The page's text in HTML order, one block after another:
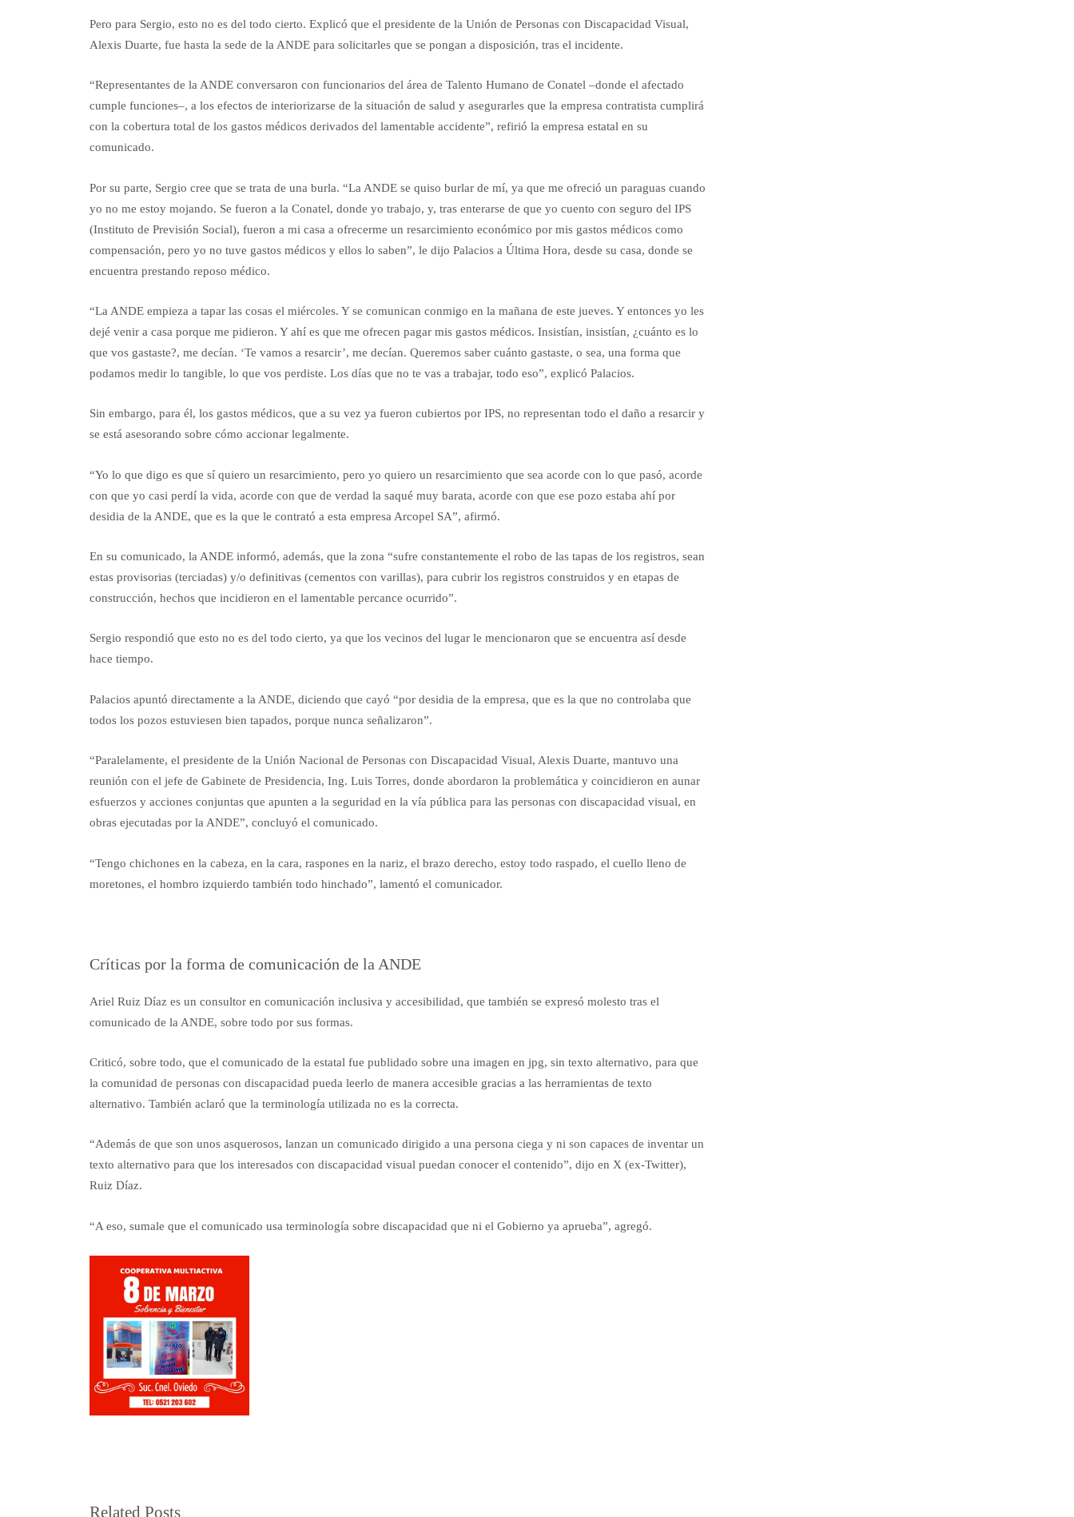
Pero para Sergio, esto no es del todo cierto. Explicó que el presidente de la Unión de Personas con Discapacidad Visual,
Alexis Duarte, fue hasta la sede de la ANDE para solicitarles que se pongan a disposición, tras el incidente.
“Representantes de la ANDE conversaron con funcionarios del área de Talento Humano de Conatel –donde el afectado
cumple funciones–, a los efectos de interiorizarse de la situación de salud y asegurarles que la empresa contratista cumplirá
con la cobertura total de los gastos médicos derivados del lamentable accidente”, refirió la empresa estatal en su
comunicado.
Por su parte, Sergio cree que se trata de una burla. “La ANDE se quiso burlar de mí, ya que me ofreció un paraguas cuando
yo no me estoy mojando. Se fueron a la Conatel, donde yo trabajo, y, tras enterarse de que yo cuento con seguro del IPS
(Instituto de Previsión Social), fueron a mi casa a ofrecerme un resarcimiento económico por mis gastos médicos como
compensación, pero yo no tuve gastos médicos y ellos lo saben”, le dijo Palacios a Última Hora, desde su casa, donde se
encuentra prestando reposo médico.
“La ANDE empieza a tapar las cosas el miércoles. Y se comunican conmigo en la mañana de este jueves. Y entonces yo les
dejé venir a casa porque me pidieron. Y ahí es que me ofrecen pagar mis gastos médicos. Insistían, insistían, ¿cuánto es lo
que vos gastaste?, me decían. ‘Te vamos a resarcir’, me decían. Queremos saber cuánto gastaste, o sea, una forma que
podamos medir lo tangible, lo que vos perdiste. Los días que no te vas a trabajar, todo eso”, explicó Palacios.
Sin embargo, para él, los gastos médicos, que a su vez ya fueron cubiertos por IPS, no representan todo el daño a resarcir y
se está asesorando sobre cómo accionar legalmente.
“Yo lo que digo es que sí quiero un resarcimiento, pero yo quiero un resarcimiento que sea acorde con lo que pasó, acorde
con que yo casi perdí la vida, acorde con que de verdad la saqué muy barata, acorde con que ese pozo estaba ahí por
desidia de la ANDE, que es la que le contrató a esta empresa Arcopel SA”, afirmó.
En su comunicado, la ANDE informó, además, que la zona “sufre constantemente el robo de las tapas de los registros, sean
estas provisorias (terciadas) y/o definitivas (cementos con varillas), para cubrir los registros construidos y en etapas de
construcción, hechos que incidieron en el lamentable percance ocurrido”.
Sergio respondió que esto no es del todo cierto, ya que los vecinos del lugar le mencionaron que se encuentra así desde
hace tiempo.
Palacios apuntó directamente a la ANDE, diciendo que cayó “por desidia de la empresa, que es la que no controlaba que
todos los pozos estuviesen bien tapados, porque nunca señalizaron”.
“Paralelamente, el presidente de la Unión Nacional de Personas con Discapacidad Visual, Alexis Duarte, mantuvo una
reunión con el jefe de Gabinete de Presidencia, Ing. Luis Torres, donde abordaron la problemática y coincidieron en aunar
esfuerzos y acciones conjuntas que apunten a la seguridad en la vía pública para las personas con discapacidad visual, en
obras ejecutadas por la ANDE”, concluyó el comunicado.
“Tengo chichones en la cabeza, en la cara, raspones en la nariz, el brazo derecho, estoy todo raspado, el cuello lleno de
moretones, el hombro izquierdo también todo hinchado”, lamentó el comunicador.
Críticas por la forma de comunicación de la ANDE
Ariel Ruiz Díaz es un consultor en comunicación inclusiva y accesibilidad, que también se expresó molesto tras el
comunicado de la ANDE, sobre todo por sus formas.
Criticó, sobre todo, que el comunicado de la estatal fue publidado sobre una imagen en jpg, sin texto alternativo, para que
la comunidad de personas con discapacidad pueda leerlo de manera accesible gracias a las herramientas de texto
alternativo. También aclaró que la terminología utilizada no es la correcta.
“Además de que son unos asquerosos, lanzan un comunicado dirigido a una persona ciega y ni son capaces de inventar un
texto alternativo para que los interesados con discapacidad visual puedan conocer el contenido”, dijo en X (ex-Twitter),
Ruiz Díaz.
“A eso, sumale que el comunicado usa terminología sobre discapacidad que ni el Gobierno ya aprueba”, agregó.
Related Posts